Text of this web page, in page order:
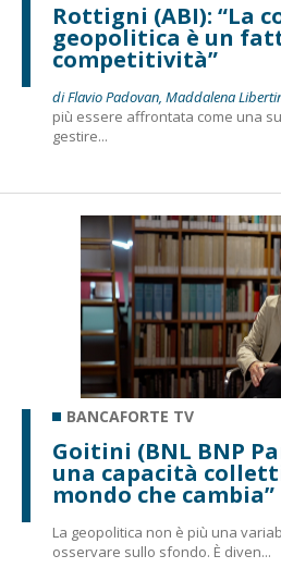
Rottigni (ABI): “La
geopolitica è un
competitività”
di Flavio Padovan, Maddalena
più essere affrontata come una
gestire...
BANCAFORTE TV
Goitini (BNL BNP
una capacità
mondo che cambia”
La geopolitica non è più una
osservare sullo sfondo. È diven...